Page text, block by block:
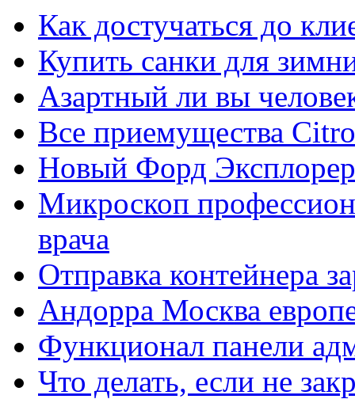
Как достучаться до
Купить санки для
Азартный ли вы
Все приемущества
Новый Форд
Микроскоп
врача
Отправка контейнера
Андорра Москва
Функционал панели
Что делать, если не